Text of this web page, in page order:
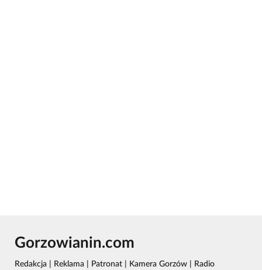
Gorzowianin.com
Redakcja Reklama Patronat Kamera Gorzów Radio